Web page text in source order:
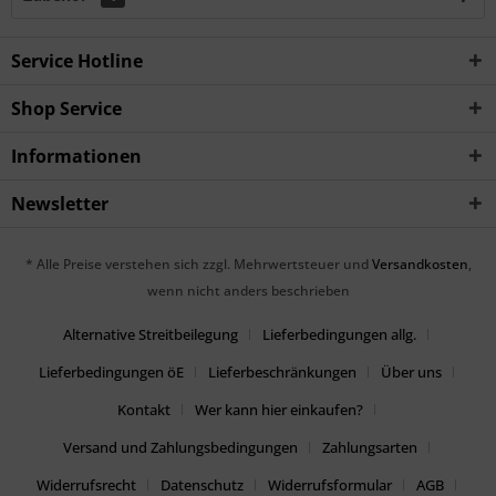
Service Hotline
Shop Service
Informationen
Newsletter
* Alle Preise verstehen sich zzgl. Mehrwertsteuer und Versandkosten,
wenn nicht anders beschrieben
Alternative Streitbeilegung
Lieferbedingungen allg.
Lieferbedingungen öE
Lieferbeschränkungen
Über uns
Kontakt
Wer kann hier einkaufen?
Versand und Zahlungsbedingungen
Zahlungsarten
Widerrufsrecht
Datenschutz Widerrufsformular AGB